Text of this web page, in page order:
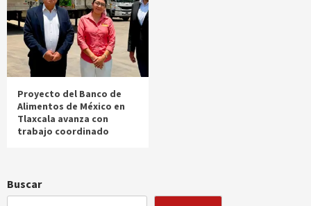
Proyecto del Banco de
Alimentos de México en
Tlaxcala avanza con
trabajo coordinado
Buscar